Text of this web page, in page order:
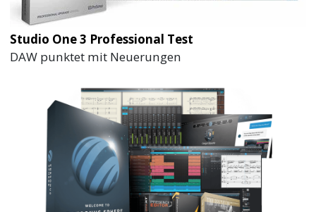
Studio One 3 Professional Test
DAW punktet mit Neuerungen